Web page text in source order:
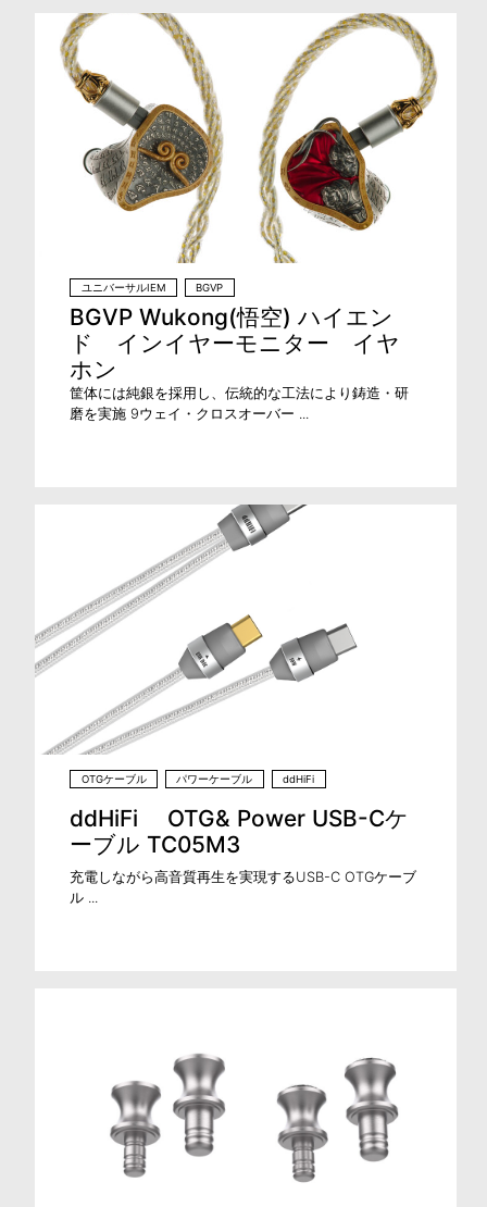
ユニバーサルIEM BGVP
BGVP Wukong(悟空) ハイエン
ド インイヤーモニター イヤ
ホン
筐体には純銀を採用し、伝統的な工法により鋳造・研
磨を実施 9ウェイ・クロスオーバー ...
OTGケーブル パワーケーブル ddHiFi
ddHiFi OTG& Power USB-Cケ
ーブル TC05M3
充電しながら高音質再生を実現するUSB-C OTGケーブ
ル ...